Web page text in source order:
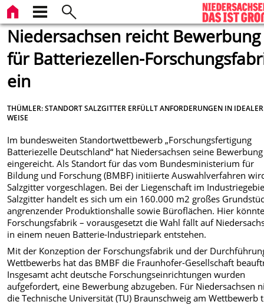
Niedersachsen reicht Bewerbung
für Batteriezellen-
ein
THÜMLER: STANDORT SALZGITTER ERFÜLLT ANFORDERUNGEN IN IDEALER
WEISE
Im bundesweiten Standortwettbewerb „Forschungsfertigung
Batteriezelle Deutschland“ hat Niedersachsen seine Bewerbung
eingereicht. Als Standort für das vom Bundesministerium für
Bildung und Forschung (BMBF) initiierte Auswahlverfahren
Salzgitter vorgeschlagen. Bei der Liegenschaft im
Salzgitter handelt es sich um ein 160.000 m2 großes
angrenzender Produktionshalle sowie Büroflächen. Hier
Forschungsfabrik – vorausgesetzt die Wahl fällt auf
in einem neuen Batterie-Industriepark entstehen.
Mit der Konzeption der Forschungsfabrik und der
Wettbewerbs hat das BMBF die Fraunhofer-Gesellschaft
Insgesamt acht deutsche Forschungseinrichtungen wurden
aufgefordert, eine Bewerbung abzugeben. Für Niedersachsen
die Technische Universität (TU) Braunschweig am Wettbewerb